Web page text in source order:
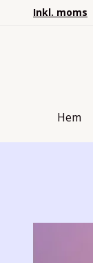
Inkl. moms
Hem